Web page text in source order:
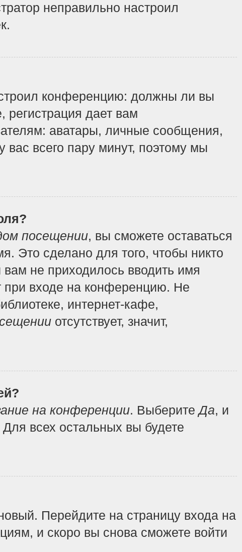
неправильно настроил
конференцию: должны ли вы
регистрация дает вам
аватары, личные сообщения,
вас всего пару минут, поэтому мы
посещении, вы сможете оставаться
Это сделано для того, чтобы никто
не приходилось вводить имя
при входе на конференцию. Не
интернет-кафе,
отсутствует, значит,
на конференции. ВыберитеДа, и
всех остальных вы будете
Перейдите на страницу входа на
и скоро вы снова сможете войти